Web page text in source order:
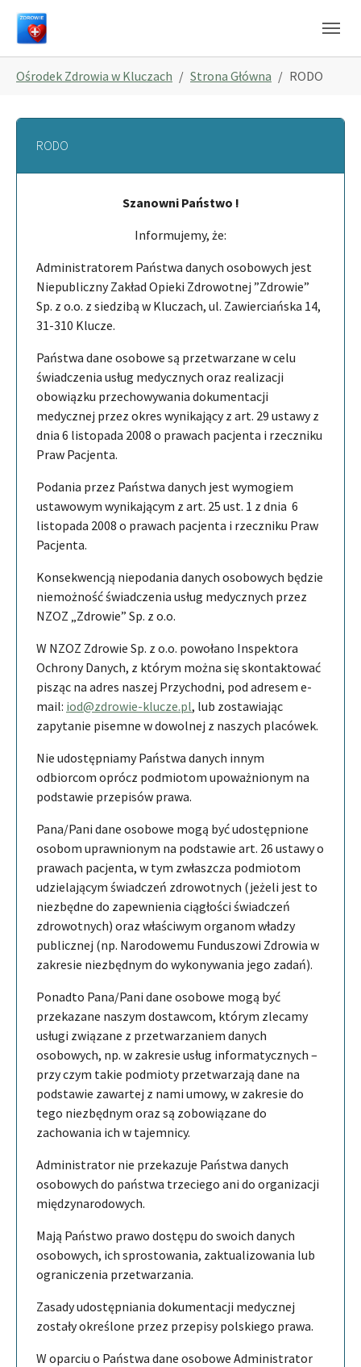
Skip to main navigation
Skip to main content
Skip to page footer
Ośrodek Zdrowia w Kluczach Strona Główna RODO
RODO
Szanowni Państwo !
Informujemy, że:
Administratorem Państwa danych osobowych jest
Niepubliczny Zakład Opieki Zdrowotnej ”Zdrowie”
Sp. z o.o. z siedzibą w Kluczach, ul. Zawierciańska 14,
31-310 Klucze.
Państwa dane osobowe są przetwarzane w celu
świadczenia usług medycznych oraz realizacji
obowiązku przechowywania dokumentacji
medycznej przez okres wynikający z art. 29 ustawy z
dnia 6 listopada 2008 o prawach pacjenta i rzeczniku
Praw Pacjenta.
Podania przez Państwa danych jest wymogiem
ustawowym wynikającym z art. 25 ust. 1 z dnia 6
listopada 2008 o prawach pacjenta i rzeczniku Praw
Pacjenta.
Konsekwencją niepodania danych osobowych będzie
niemożność świadczenia usług medycznych przez
NZOZ „Zdrowie” Sp. z o.o.
W NZOZ Zdrowie Sp. z o.o. powołano Inspektora
Ochrony Danych, z którym można się skontaktować
pisząc na adres naszej Przychodni, pod adresem e-
mail: iod@zdrowie-klucze.pl, lub zostawiając
zapytanie pisemne w dowolnej z naszych placówek.
Nie udostępniamy Państwa danych innym
odbiorcom oprócz podmiotom upoważnionym na
podstawie przepisów prawa.
Pana/Pani dane osobowe mogą być udostępnione
osobom uprawnionym na podstawie art. 26 ustawy o
prawach pacjenta, w tym zwłaszcza podmiotom
udzielającym świadczeń zdrowotnych (jeżeli jest to
niezbędne do zapewnienia ciągłości świadczeń
zdrowotnych) oraz właściwym organom władzy
publicznej (np. Narodowemu Funduszowi Zdrowia w
zakresie niezbędnym do wykonywania jego zadań).
Ponadto Pana/Pani dane osobowe mogą być
przekazane naszym dostawcom, którym zlecamy
usługi związane z przetwarzaniem danych
osobowych, np. w zakresie usług informatycznych –
przy czym takie podmioty przetwarzają dane na
podstawie zawartej z nami umowy, w zakresie do
tego niezbędnym oraz są zobowiązane do
zachowania ich w tajemnicy.
Administrator nie przekazuje Państwa danych
osobowych do państwa trzeciego ani do organizacji
międzynarodowych.
Mają Państwo prawo dostępu do swoich danych
osobowych, ich sprostowania, zaktualizowania lub
ograniczenia przetwarzania.
Zasady udostępniania dokumentacji medycznej
zostały określone przez przepisy polskiego prawa.
W oparciu o Państwa dane osobowe Administrator